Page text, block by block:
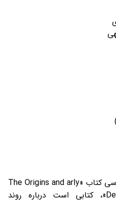
تشيع در مسير تاريخ، ترجمه فارسى كتاب «The Origins and arly
Development of Shia Islam»، کتابی است درباره روند